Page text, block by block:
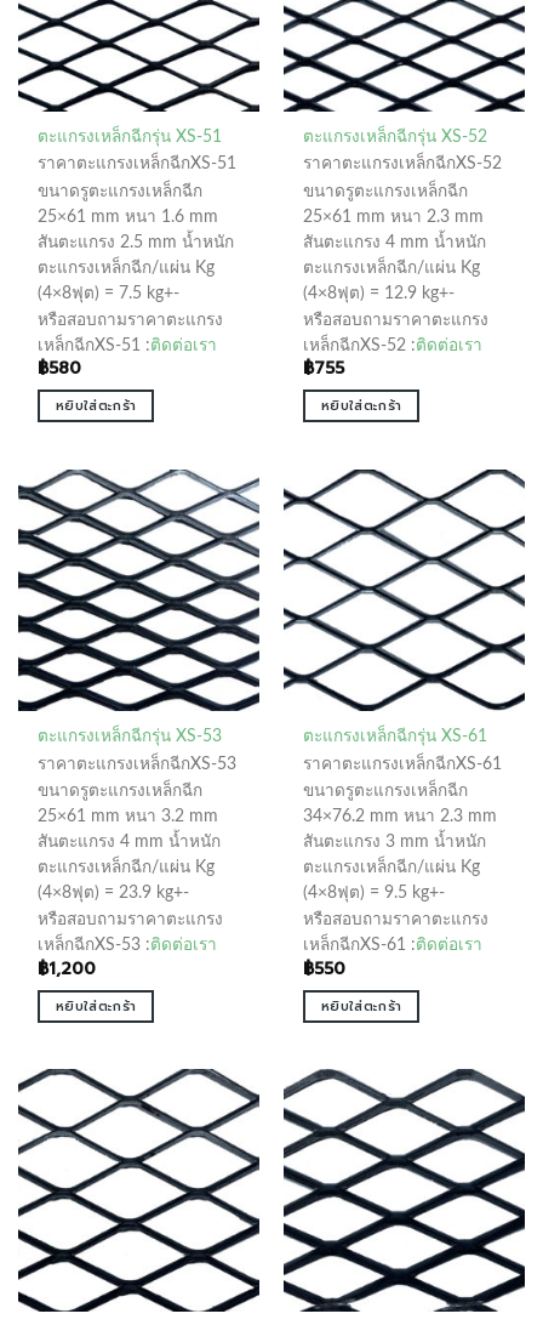
ตะแกรงเหล็กฉีกรุ่น XS-51
ราคาตะแกรงเหล็กฉีกXS-51
ขนาดรูตะแกรงเหล็กฉีก
25×61 mm หนา 1.6 mm
สันตะแกรง 2.5 mm น้ำหนัก
ตะแกรงเหล็กฉีก/แผ่น Kg
(4×8ฟุต) = 7.5 kg+-
หรือสอบถามราคาตะแกรง
เหล็กฉีกXS-51 :ติดต่อเรา
฿580
หยิบใส่ตะกร้า
ตะแกรงเหล็กฉีกรุ่น XS-52
ราคาตะแกรงเหล็กฉีกXS-52
ขนาดรูตะแกรงเหล็กฉีก
25×61 mm หนา 2.3 mm
สันตะแกรง 4 mm น้ำหนัก
ตะแกรงเหล็กฉีก/แผ่น Kg
(4×8ฟุต) = 12.9 kg+-
หรือสอบถามราคาตะแกรง
เหล็กฉีกXS-52 :ติดต่อเรา
฿755
หยิบใส่ตะกร้า
ตะแกรงเหล็กฉีกรุ่น XS-53
ราคาตะแกรงเหล็กฉีกXS-53
ขนาดรูตะแกรงเหล็กฉีก
25×61 mm หนา 3.2 mm
สันตะแกรง 4 mm น้ำหนัก
ตะแกรงเหล็กฉีก/แผ่น Kg
(4×8ฟุต) = 23.9 kg+-
หรือสอบถามราคาตะแกรง
เหล็กฉีกXS-53 :ติดต่อเรา
฿1,200
หยิบใส่ตะกร้า
ตะแกรงเหล็กฉีกรุ่น XS-61
ราคาตะแกรงเหล็กฉีกXS-61
ขนาดรูตะแกรงเหล็กฉีก
34×76.2 mm หนา 2.3 mm
สันตะแกรง 3 mm น้ำหนัก
ตะแกรงเหล็กฉีก/แผ่น Kg
(4×8ฟุต) = 9.5 kg+-
หรือสอบถามราคาตะแกรง
เหล็กฉีกXS-61 :ติดต่อเรา
฿550
หยิบใส่ตะกร้า